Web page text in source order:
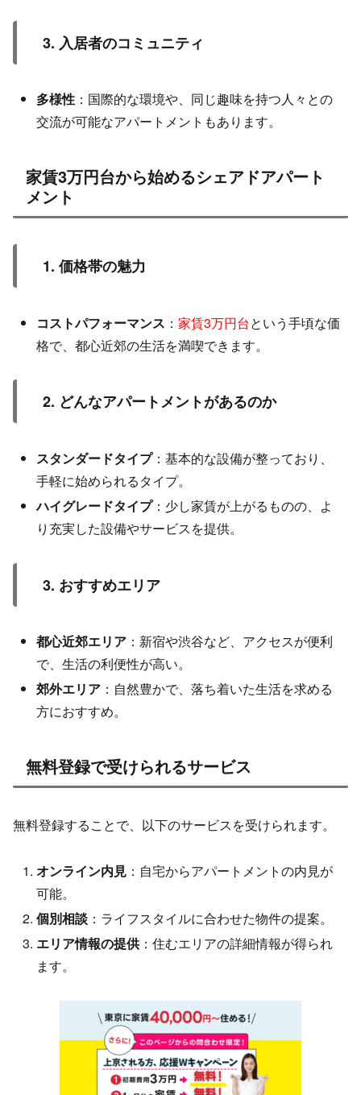
3. 入居者のコミュニティ
多様性 ：国際的な環境や、同じ趣味を持つ人々との
交流が可能なアパートメントもあります。
家賃3万円台から始めるシェアドアパート
メント
1. 価格帯の魅力
コストパフォーマンス ：家賃3万円台という手頃な価
格で、都心近郊の生活を満喫できます。
2. どんなアパートメントがあるのか
スタンダードタイプ：基本的な設備が整っており、
手軽に始められるタイプ。
ハイグレードタイプ：少し家賃が上がるものの、よ
り充実した設備やサービスを提供。
3. おすすめエリア
都心近郊エリア ：新宿や渋谷など、アクセスが便利
で、生活の利便性が高い。
郊外エリア ：自然豊かで、落ち着いた生活を求める
方におすすめ。
無料登録で受けられるサービス
無料登録することで、以下のサービスを受けられます。
オンライン内見 ：自宅からアパートメントの内見が
可能。
個別相談 ：ライフスタイルに合わせた物件の提案。
エリア情報の提供：住むエリアの詳細情報が得られ
ます。